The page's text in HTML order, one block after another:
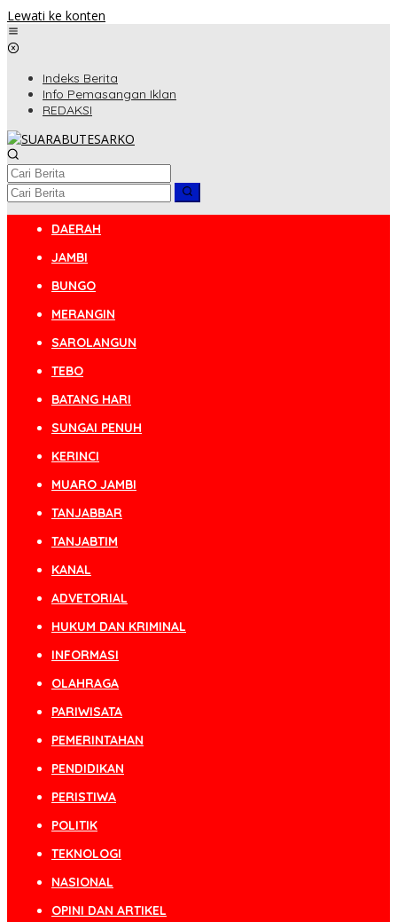
Lewati ke konten
Indeks Berita
Info Pemasangan Iklan
REDAKSI
DAERAH
JAMBI
BUNGO
MERANGIN
SAROLANGUN
TEBO
BATANG HARI
SUNGAI PENUH
KERINCI
MUARO JAMBI
TANJABBAR
TANJABTIM
KANAL
ADVETORIAL
HUKUM DAN KRIMINAL
INFORMASI
OLAHRAGA
PARIWISATA
PEMERINTAHAN
PENDIDIKAN
PERISTIWA
POLITIK
TEKNOLOGI
NASIONAL
OPINI DAN ARTIKEL